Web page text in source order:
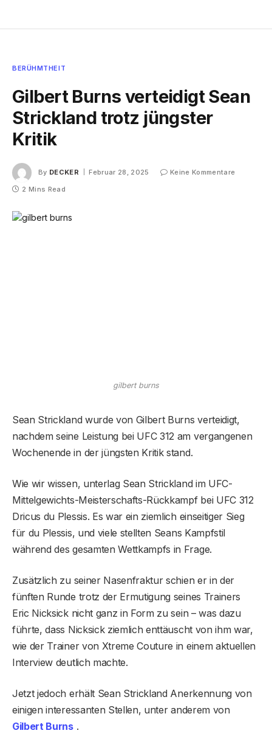
BERÜHMTHEIT
Gilbert Burns verteidigt Sean
Strickland trotz jüngster
Kritik
By DECKER Februar 28, 2025
Keine Kommentare
2 Mins Read
gilbert burns
Sean Strickland wurde von Gilbert Burns verteidigt,
nachdem seine Leistung bei UFC 312 am vergangenen
Wochenende in der jüngsten Kritik stand.
Wie wir wissen, unterlag Sean Strickland im UFC-
Mittelgewichts-Meisterschafts-Rückkampf bei UFC 312
Dricus du Plessis. Es war ein ziemlich einseitiger Sieg
für du Plessis, und viele stellten Seans Kampfstil
während des gesamten Wettkampfs in Frage.
Zusätzlich zu seiner Nasenfraktur schien er in der
fünften Runde trotz der Ermutigung seines Trainers
Eric Nicksick nicht ganz in Form zu sein – was dazu
führte, dass Nicksick ziemlich enttäuscht von ihm war,
wie der Trainer von Xtreme Couture in einem aktuellen
Interview deutlich machte.
Jetzt jedoch erhält Sean Strickland Anerkennung von
einigen interessanten Stellen, unter anderem von
Gilbert Burns.